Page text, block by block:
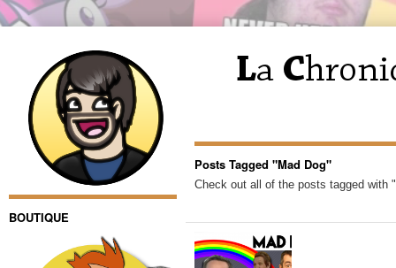
BOUTIQUE
Posts Tagged "Mad Dog"
Check out all of the posts tagged with